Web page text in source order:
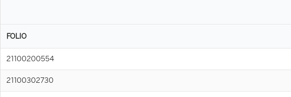
FOLIO
21100200554
21100302730